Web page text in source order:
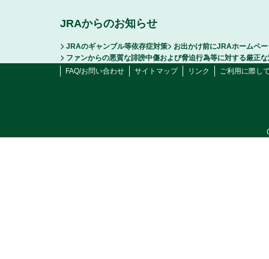
JRAからのお知らせ
JRAのギャンブル等依存症対策
お出かけ前にJRAホームペ
ファンからの悪質な誹謗中傷および脅迫行為等に対する厳正
FAQ/お問い合わせ
サイトマップ リンク ご利用に際し